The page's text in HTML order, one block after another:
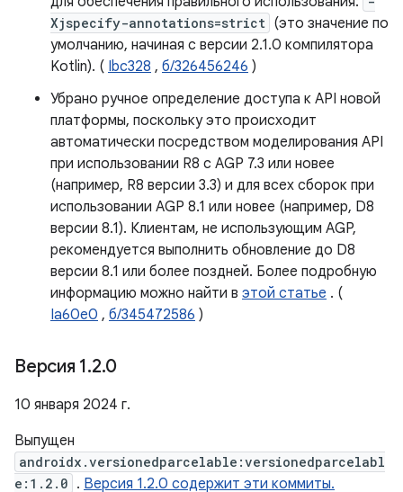
Xjspecify-annotations=strict (это значение по
умолчанию, начиная с версии 2.1.0 компилятора
Kotlin). ( Ibc328 , б/326456246 )
Убрано ручное определение доступа к API новой
платформы, поскольку это происходит
автоматически посредством моделирования API
при использовании R8 с AGP 7.3 или новее
(например, R8 версии 3.3) и для всех сборок при
использовании AGP 8.1 или новее (например, D8
версии 8.1). Клиентам, не использующим AGP,
рекомендуется выполнить обновление до D8
версии 8.1 или более поздней. Более подробную
информацию можно найти в этой статье . (
Ia60e0 , б/345472586 )
Версия 1.2.0
10 января 2024 г.
Выпущен
androidx.versionedparcelable:versionedparcelabl
e:1.2.0 . Версия 1.2.0 содержит эти коммиты.